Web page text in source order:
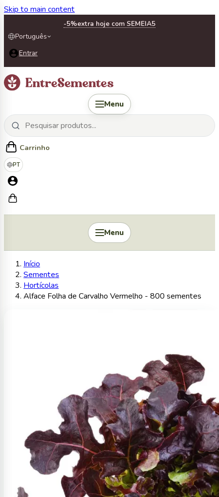
Skip to main content
-5%extra hoje com SEMEIA5
Português
Entrar
Menu
Carrinho
PT
Menu
Início
Sementes
Hortícolas
Alface Folha de Carvalho Vermelho - 800 sementes